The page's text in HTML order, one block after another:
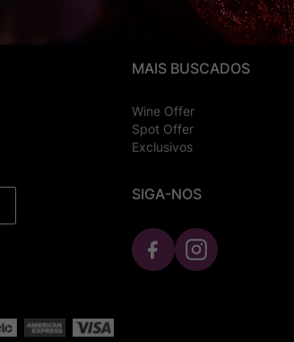
MAIS BUSCADOS
Wine Offer
Spot Offer
Exclusivos
SIGA-NOS